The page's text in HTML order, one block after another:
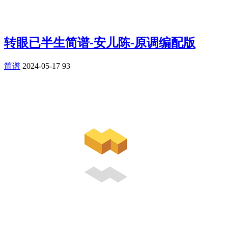
转眼已半生简谱-安儿陈-原调编配版
简谱 2024-05-17 93